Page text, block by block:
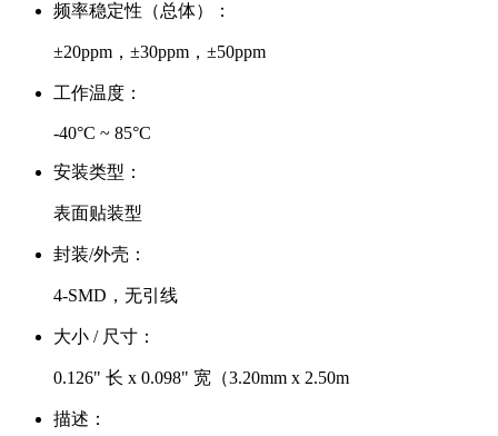
频率稳定性（总体）：
±20ppm，±30ppm，±50ppm
工作温度：
-40°C ~ 85°C
安装类型：
表面贴装型
封装/外壳：
4-SMD，无引线
大小 / 尺寸：
0.126" 长 x 0.098" 宽（3.20mm x 2.50m
描述：